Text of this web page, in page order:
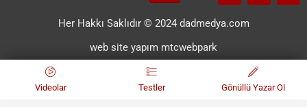
Her Hakkı Saklıdır © 2024 dadmedya.com
web site yapım mtcwebpark
Videolar Testler Gönüllü Yazar Ol